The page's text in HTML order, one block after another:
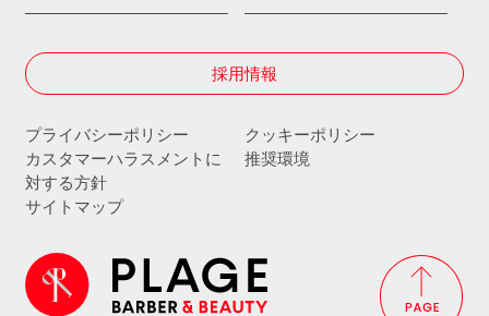
採用情報
プライバシーポリシー
クッキーポリシー
カスタマーハラスメントに
対する方針
推奨環境
サイトマップ